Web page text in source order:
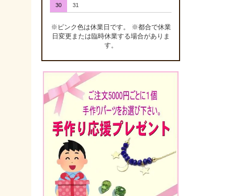
30 31
※ピンク色は休業日です。 ※都合で休業
日変更または臨時休業する場合がありま
す。